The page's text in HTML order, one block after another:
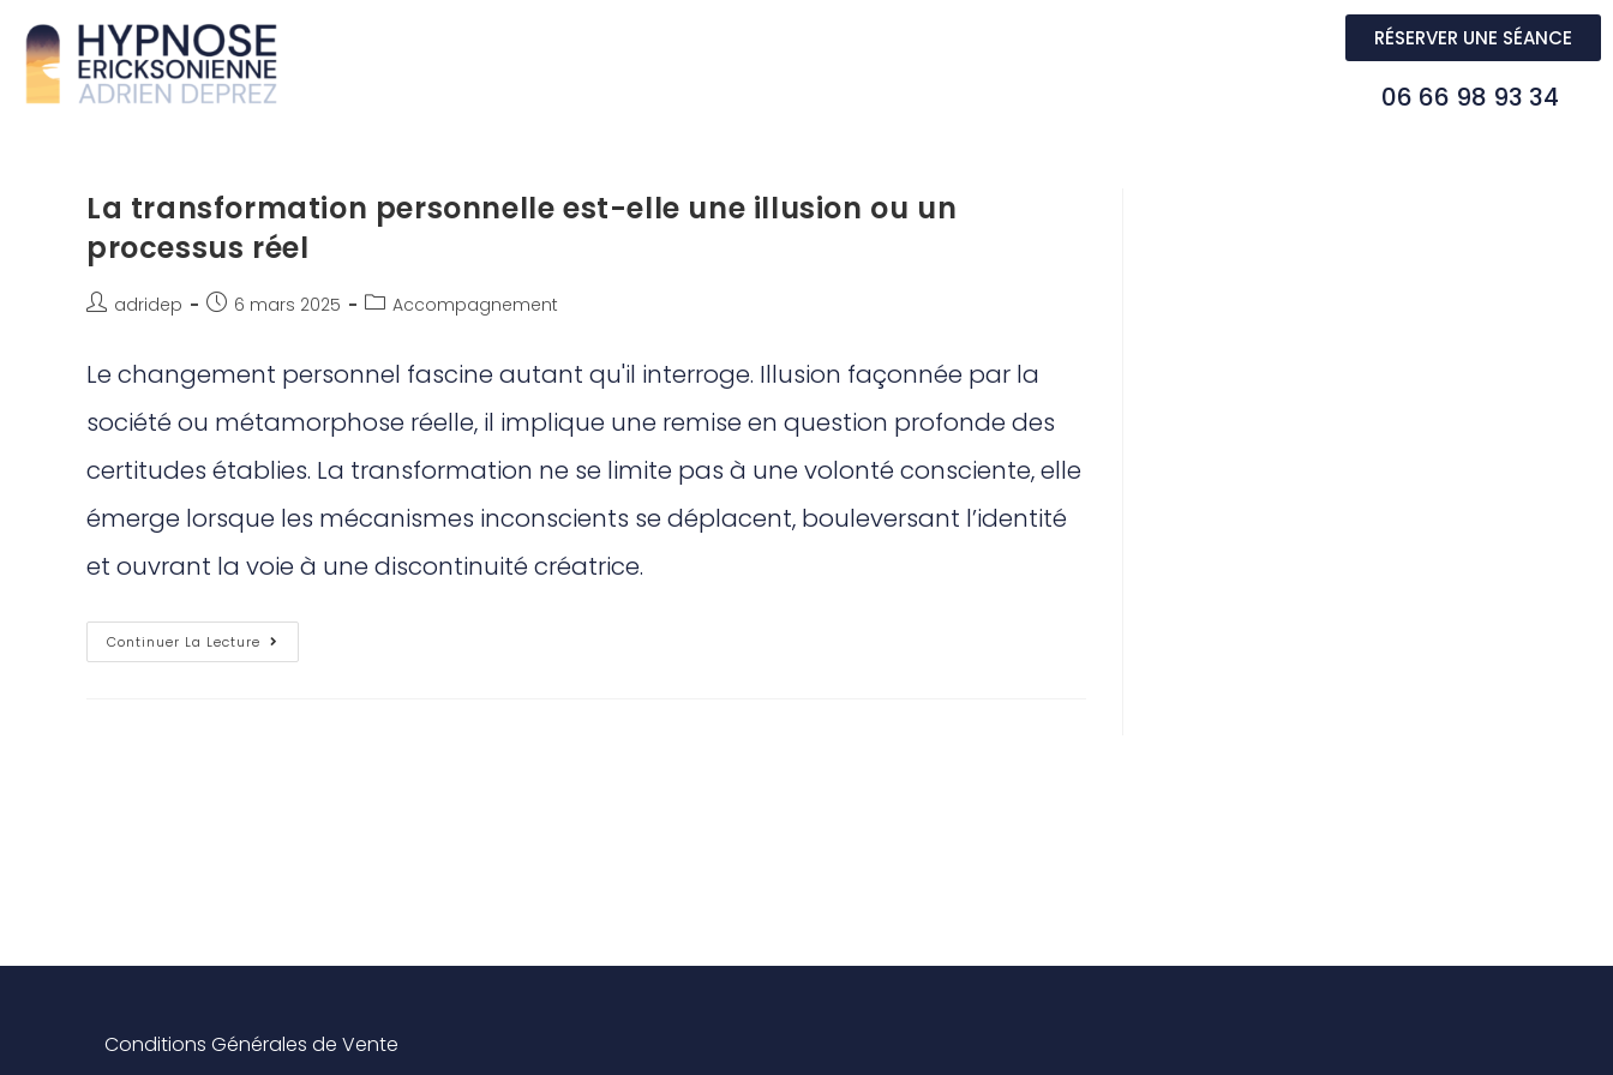
RÉSERVER UNE SÉANCE
06 66 98 93 34
La transformation personnelle est-elle une illusion ou un
processus réel
adridep 6 mars 2025 Accompagnement
Le changement personnel fascine autant qu'il interroge. Illusion façonnée par la
société ou métamorphose réelle, il implique une remise en question profonde des
certitudes établies. La transformation ne se limite pas à une volonté consciente, elle
émerge lorsque les mécanismes inconscients se déplacent, bouleversant l’identité
et ouvrant la voie à une discontinuité créatrice.
Continuer La Lecture
Conditions Générales de Vente